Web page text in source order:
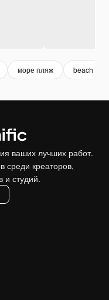
море пляж beach
ваших лучших работ.
среди креаторов,
и студий.